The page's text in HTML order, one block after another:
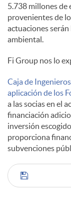
5.738 millones de
provenientes de
actuaciones
ambiental.
Fi Group nos lo
Caja de
aplicación de los
a las socias en el
financiación
inversión
proporciona
subvenciones
C